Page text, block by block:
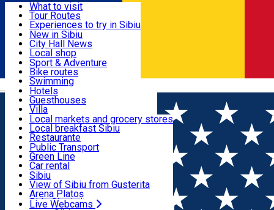
Română
Useful info
Activities & Adventure
Accommodation
Food, Drinks & Nightlife
Transport & Parking
Live Webcams
What to visit
Tour Routes
Experiences to try in Sibiu
Podcast
Culture
Museums
Churches
Parks, Zoo
County of Sibiu
New in Sibiu
City Hall News
Local shop
Sibiu artisans
Sibiul Verde
Public services
Education
How do I get to Sibiu
Tourist Info
Tour Guides
Guided tours
Publicații locale
Beauty salons
Sport & Adventure
Bike routes
Swimming
Riding
Indoor activities
Loc de joacă indoor
Loc de joacă outdoor
Ski
Ice skating
Yoga
Hotels
Guesthouses
Villa
Hostels
Motel
Camping
Renting rooms
Rooms for rent
Accommodation outside Sibiu
Local markets and grocery stores
Local breakfast Sibiu
Restaurante
Pizza
Fast Food
Coffee
Sweets
Pub, Bar
Night clubs
Bakeries
Public Transport
Green Line
Car rental
Rent a bike
Scooter rentals
Taxi
Ride Sharing
Sibiu
View of Sibiu from Gusterita
Arena Platoș
Live Webcams